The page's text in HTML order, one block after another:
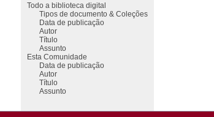
Todo a biblioteca digital
Tipos de documento & Coleções
Data de publicação
Autor
Título
Assunto
Esta Comunidade
Data de publicação
Autor
Título
Assunto